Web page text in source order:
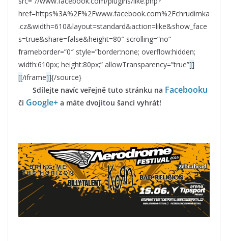
href=https%3A%2F%2Fwww.facebook.com%2Fchrudimka
.cz&width=610&layout=standard&action=like&show_face
s=true&share=false&height=80″ scrolling=”no”
frameborder=”0″ style=”border:none; overflow:hidden;
width:610px; height:80px;” allowTransparency=”true”]]
[[/iframe]]{/source}
Sdílejte navíc veřejně tuto stránku na Facebooku
či Google+ a máte dvojitou šanci vyhrát!